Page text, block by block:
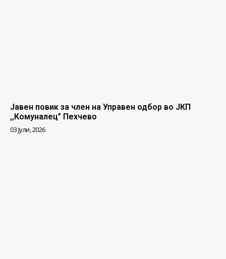
Јавен повик за член на Управен одбор во ЈКП
,,Комуналец” Пехчево
03 Јули, 2026